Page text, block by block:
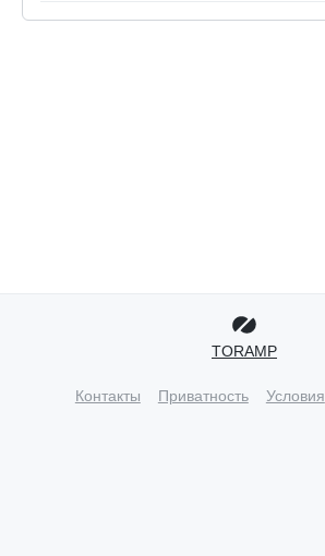
TORAMP
Контакты Приватность Условия